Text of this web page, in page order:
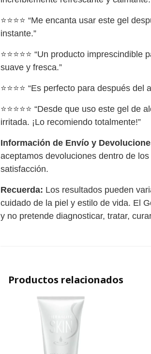
⭐⭐⭐⭐ “Me encanta usar este gel
instante.”
⭐⭐⭐⭐⭐ “Un producto
suave y fresca.”
⭐⭐⭐⭐ “Es perfecto para después
⭐⭐⭐⭐⭐ “Desde que uso este gel
irritada. ¡Lo recomiendo totalmente!”
Información de Envío y
aceptamos devoluciones dentro de
satisfacción.
Recuerda: Los resultados pueden
cuidado de la piel y estilo de vida. El
y no pretende diagnosticar, tratar,
Productos relacionados